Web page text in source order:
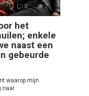
0 2
het
enkele
naast een
gebeurde
waarop mijn
naar